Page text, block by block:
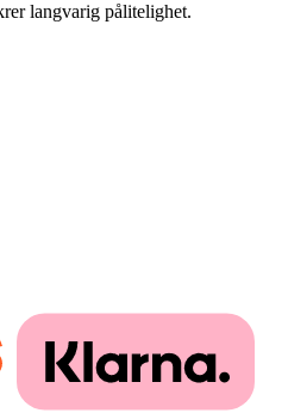
langvarig pålitelighet.